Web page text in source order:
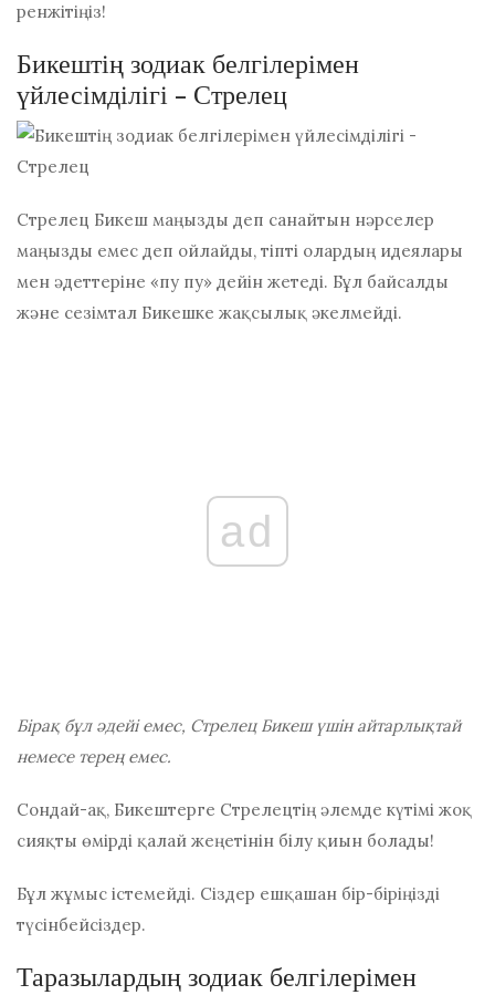
ренжітіңіз!
Бикештің зодиак белгілерімен
үйлесімділігі - Стрелец
Стрелец Бикеш маңызды деп санайтын нәрселер
маңызды емес деп ойлайды, тіпті олардың идеялары
мен әдеттеріне «пу пу» дейін жетеді. Бұл байсалды
және сезімтал Бикешке жақсылық әкелмейді.
ad
Бірақ бұл әдейі емес, Стрелец Бикеш үшін айтарлықтай
немесе терең емес.
Сондай-ақ, Бикештерге Стрелецтің әлемде күтімі жоқ
сияқты өмірді қалай жеңетінін білу қиын болады!
Бұл жұмыс істемейді. Сіздер ешқашан бір-біріңізді
түсінбейсіздер.
Таразылардың зодиак белгілерімен